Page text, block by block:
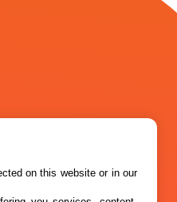
on this website or in our